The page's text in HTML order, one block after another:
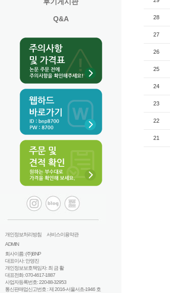
Q&A
개인정보처리방침
서비스이용약관
ADMIN
회사이름: (주)BNP
대표이사: 안영진
개인정보보호책임자: 최 금 활
대표전화: 070-4617-1887
사업자등록번호: 220-88-32953
통신판매업신고번호 : 제 2016-서울서초-1946 호
28
27
26
25
24
23
22
21